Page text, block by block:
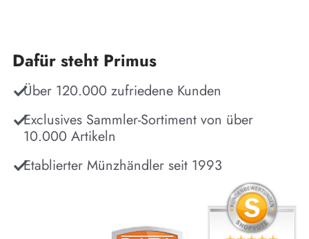
Dafür steht Primus
Über 120.000 zufriedene Kunden
Exclusives Sammler-Sortiment von über
10.000 Artikeln
Etablierter Münzhändler seit 1993